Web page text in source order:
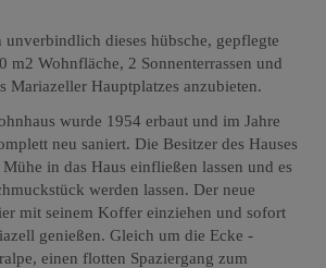
dieses hübsche, gepflegte
m2 Wohnfläche, 2 Sonnenterrassen und
Mariazeller Hauptplatzes anzubieten.
wurde 1954 erbaut und im Jahre
neu saniert. Die Besitzer des Hauses
in das Haus einfließen lassen und es
werden lassen. Der neue
mit seinem Koffer einziehen und sofort
genießen. Gleich um die Ecke -
einen flotten Spaziergang zum